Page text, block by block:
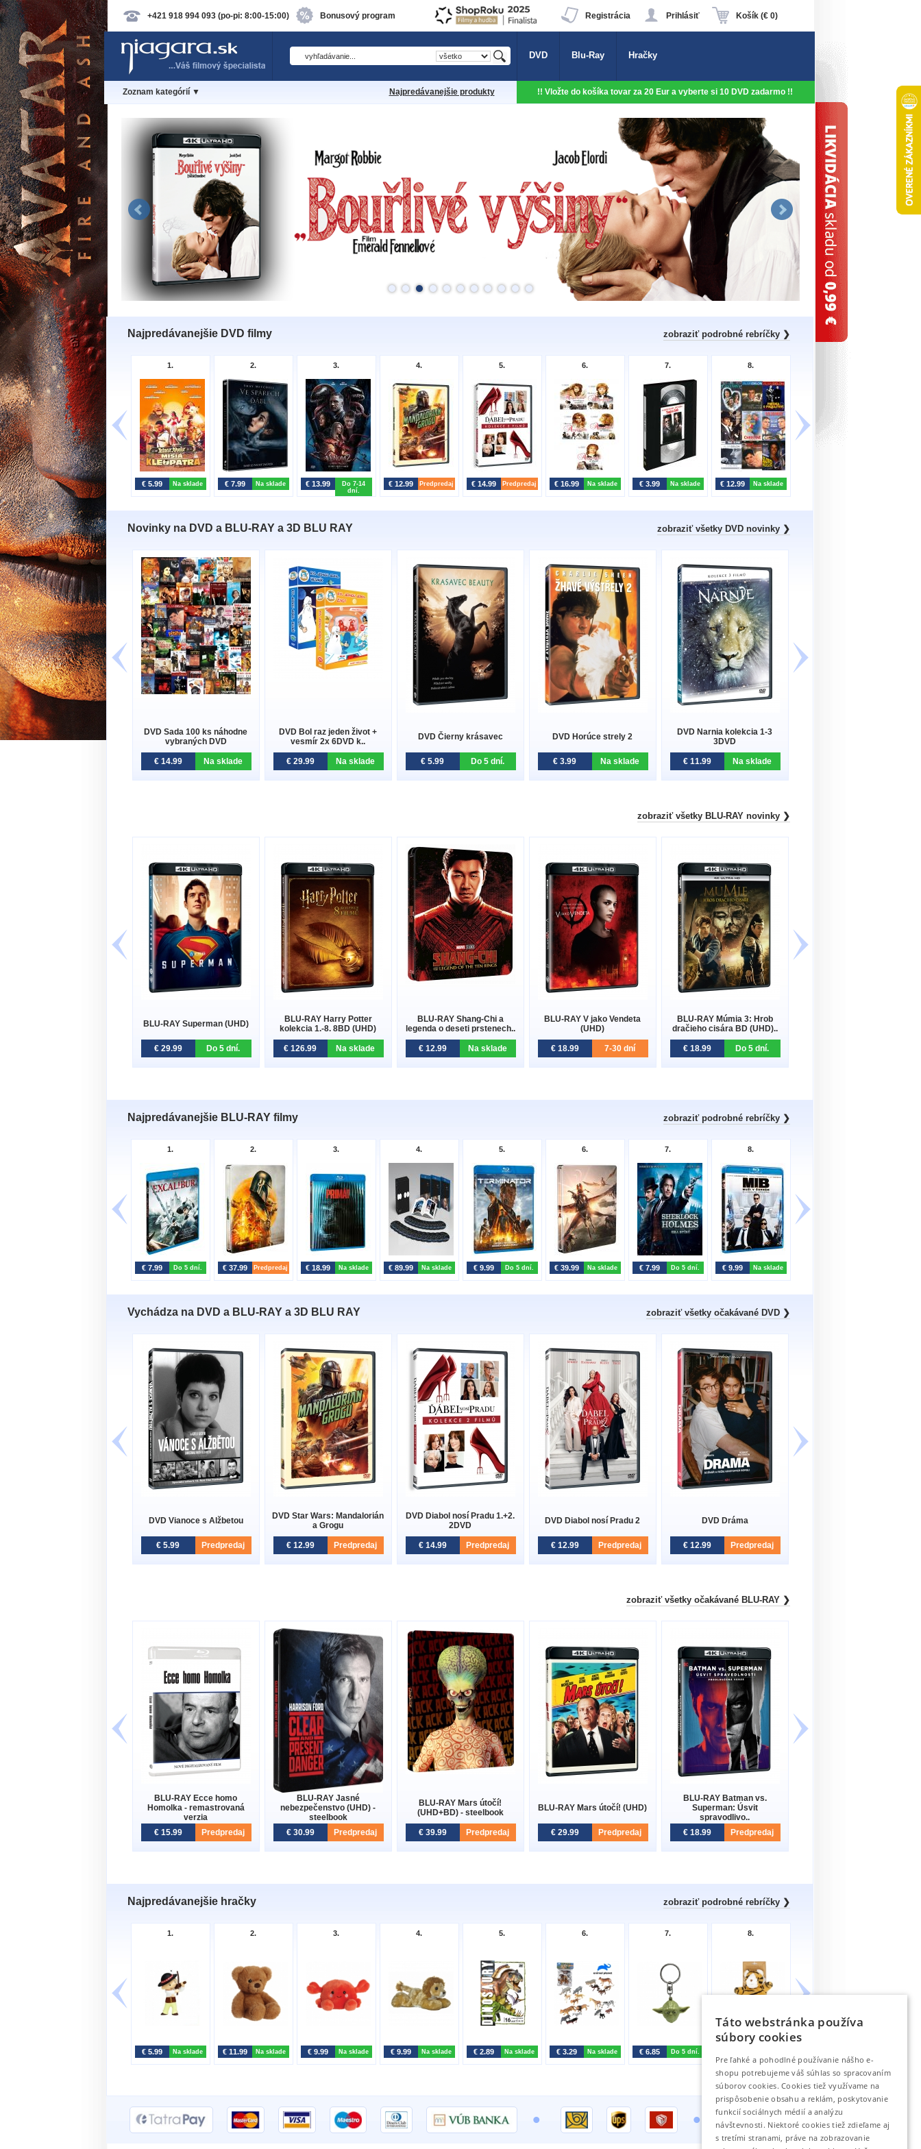
+421 918 994 093 (po-pi: 8:00-15:00) Bonusový program Košík (€ 0)
Prihlásiť
Registrácia
DVD Blu-Ray Hračky
Zoznam kategórií ▼ Najpredávanejšie produkty !! Vložte do košíka tovar za 20 Eur a vyberte si 10 DVD zadarmo !!
Najpredávanejšie DVD filmy zobraziť podrobné rebríčky ❯
1.
€ 5.99 Na sklade
2.
€ 7.99 Na sklade
3.
€ 13.99
Do 7-14
dní.
4.
€ 12.99 Predpredaj
5.
€ 14.99 Predpredaj
6.
€ 16.99 Na sklade
7.
€ 3.99 Na sklade
8.
€ 12.99 Na sklade
Novinky na DVD a BLU-RAY a 3D BLU RAY zobraziť všetky DVD novinky ❯
DVD Sada 100 ks náhodne
vybraných DVD
€ 14.99 Na sklade
DVD Bol raz jeden život +
vesmír 2x 6DVD k..
€ 29.99 Na sklade
DVD Čierny krásavec
€ 5.99 Do 5 dní.
DVD Horúce strely 2
€ 3.99 Na sklade
DVD Narnia kolekcia 1-3
3DVD
€ 11.99 Na sklade
zobraziť všetky BLU-RAY novinky ❯
BLU-RAY Superman (UHD)
€ 29.99 Do 5 dní.
BLU-RAY Harry Potter
kolekcia 1.-8. 8BD (UHD)
€ 126.99 Na sklade
BLU-RAY Shang-Chi a
legenda o deseti prstenech..
€ 12.99 Na sklade
BLU-RAY V jako Vendeta
(UHD)
€ 18.99 7-30 dní
BLU-RAY Múmia 3: Hrob
dračieho cisára BD (UHD)..
€ 18.99 Do 5 dní.
Najpredávanejšie BLU-RAY filmy zobraziť podrobné rebríčky ❯
1.
€ 7.99 Do 5 dní.
2.
€ 37.99 Predpredaj
3.
€ 18.99 Na sklade
4.
€ 89.99 Na sklade
5.
€ 9.99 Do 5 dní.
6.
€ 39.99 Na sklade
7.
€ 7.99 Do 5 dní.
8.
€ 9.99 Na sklade
Vychádza na DVD a BLU-RAY a 3D BLU RAY zobraziť všetky očakávané DVD ❯
DVD Vianoce s Alžbetou
€ 5.99 Predpredaj
DVD Star Wars: Mandalorián
a Grogu
€ 12.99 Predpredaj
DVD Diabol nosí Pradu 1.+2.
2DVD
€ 14.99 Predpredaj
DVD Diabol nosí Pradu 2
€ 12.99 Predpredaj
DVD Dráma
€ 12.99 Predpredaj
zobraziť všetky očakávané BLU-RAY ❯
BLU-RAY Ecce homo
Homolka - remastrovaná
verzia
€ 15.99
Predpredaj
BLU-RAY Jasné
nebezpečenstvo (UHD) -
steelbook
€ 30.99
Predpredaj
BLU-RAY Mars útočí!
(UHD+BD) - steelbook
€ 39.99 Predpredaj
BLU-RAY Mars útočí! (UHD)
€ 29.99 Predpredaj
BLU-RAY Batman vs.
Superman: Úsvit
spravodlivo..
€ 18.99
Predpredaj
Najpredávanejšie hračky zobraziť podrobné rebríčky ❯
1.
€ 5.99 Na sklade
2.
€ 11.99 Na sklade
3.
€ 9.99 Na sklade
4.
€ 9.99 Na sklade
5.
€ 2.89 Na sklade
6.
€ 3.29 Na sklade
7.
€ 6.85 Do 5 dní.
8.
dodávateľa
odosielame
do 7-30
dní.
• •
Táto webstránka používa
súbory cookies
Pre ľahké a pohodlné používanie nášho e-
shopu potrebujeme váš súhlas so spracovaním
súborov cookies. Cookies tiež využívame na
prispôsobenie obsahu a reklám, poskytovanie
funkcií sociálnych médií a analýzu
návštevnosti. Niektoré cookies tiež zdieľame aj
s tretími stranami, práve na zobrazovanie